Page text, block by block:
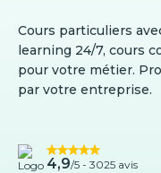
Cours particuliers
learning 24/7, cours
pour votre métier.
par votre entreprise.
4,9/5 - 3025 avis